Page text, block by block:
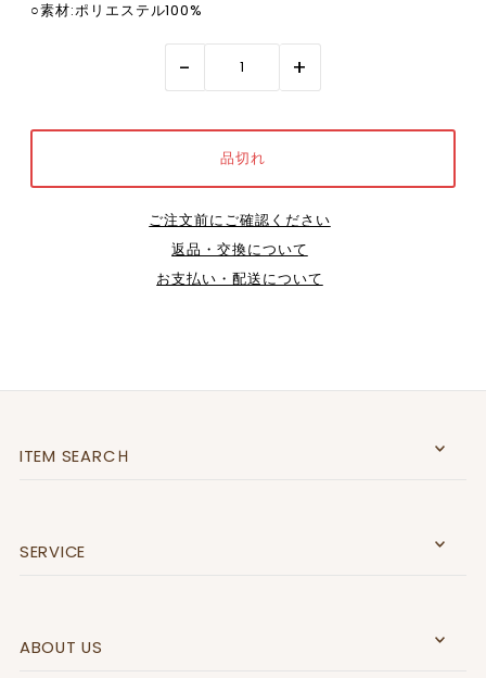
○素材:ポリエステル100%
- +
ご注文前にご確認ください
返品・交換について
お支払い・配送について
ITEM SEARCＨ
SERVICE
ABOUT US